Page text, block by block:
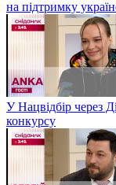
на підтримку
У Нацвідбір через
конкурсу